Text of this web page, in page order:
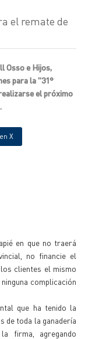
el remate de
Osso e Hijos,
para la "31°
el próximo
X
en que no traerá
no financie el
clientes el mismo
complicación
que ha tenido la
de toda la ganadería
firma, agregando